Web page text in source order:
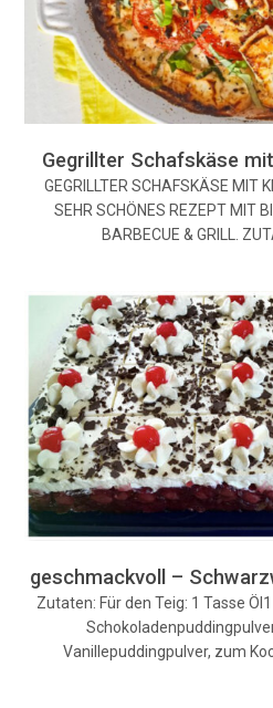
Gegrillter Schafskäse
GEGRILLTER SCHAFSKÄSE MIT
SEHR SCHÖNES REZEPT MIT
BARBECUE & GRILL.
geschmackvoll –
Zutaten: Für den Teig: 1 Tasse
Vanillepuddingpulver, zum